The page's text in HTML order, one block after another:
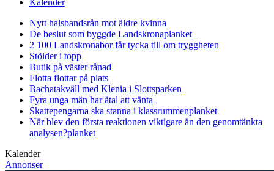
Kalender
Nytt halsbandsrån mot äldre kvinna
De beslut som byggde Landskronaplanket
2 100 Landskronabor får tycka till om tryggheten
Stölder i topp
Butik på väster rånad
Flotta flottar på plats
Bachatakväll med Klenia i Slottsparken
Fyra unga män har åtal att vänta
Skattepengarna ska stanna i klassrummenplanket
När blev den första reaktionen viktigare än den genomtänkta
analysen?planket
Kalender
Annonser